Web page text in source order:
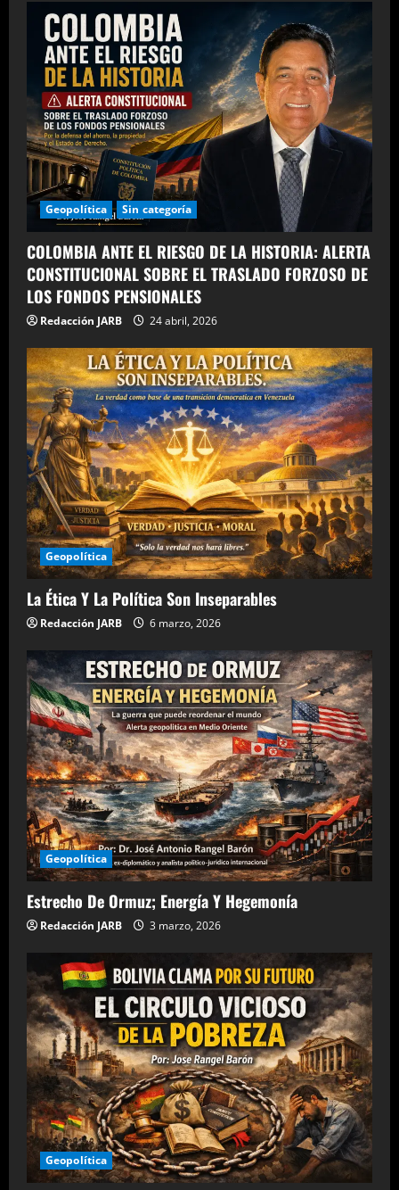
Geopolítica Sin categoría
COLOMBIA ANTE EL RIESGO DE LA HISTORIA: ALERTA
CONSTITUCIONAL SOBRE EL TRASLADO FORZOSO DE
LOS FONDOS PENSIONALES
Redacción JARB 24 abril, 2026
Geopolítica
La Ética Y La Política Son Inseparables
Redacción JARB 6 marzo, 2026
Geopolítica
Estrecho De Ormuz; Energía Y Hegemonía
Redacción JARB 3 marzo, 2026
Geopolítica